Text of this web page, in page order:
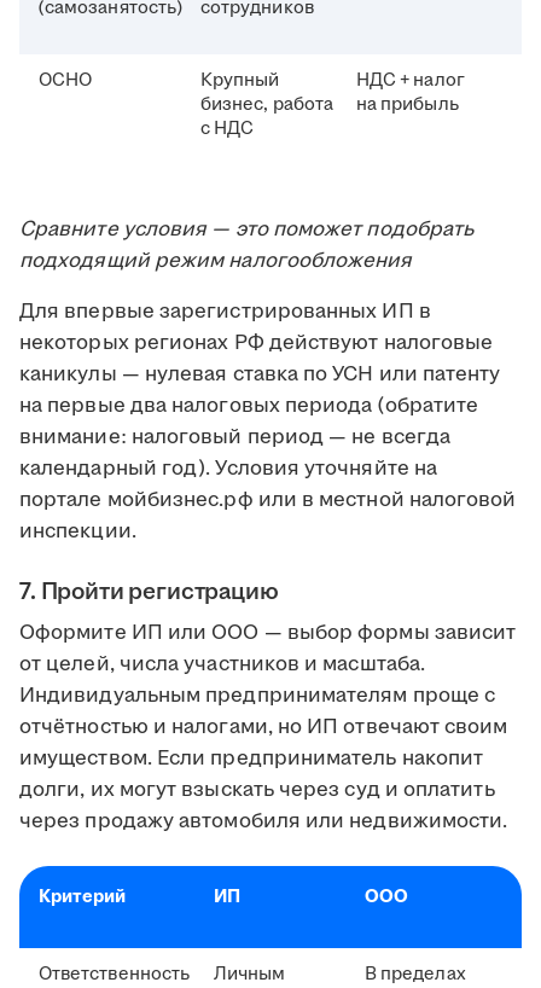
(самозанятость)
сотрудников
ОСНО
Крупный
бизнес, работа
с НДС
НДС + налог
на прибыль
Сравните условия — это поможет подобрать
подходящий режим налогообложения
Для впервые зарегистрированных ИП в
некоторых регионах РФ действуют налоговые
каникулы — нулевая ставка по УСН или патенту
на первые два налоговых периода (обратите
внимание: налоговый период — не всегда
календарный год). Условия уточняйте на
портале мойбизнес.рф или в местной налоговой
инспекции.
7. Пройти регистрацию
Оформите ИП или ООО — выбор формы зависит
от целей, числа участников и масштаба.
Индивидуальным предпринимателям проще с
отчётностью и налогами, но ИП отвечают своим
имуществом. Если предприниматель накопит
долги, их могут взыскать через суд и оплатить
через продажу автомобиля или недвижимости.
Критерий ИП ООО
Ответственность
Личным
В пределах